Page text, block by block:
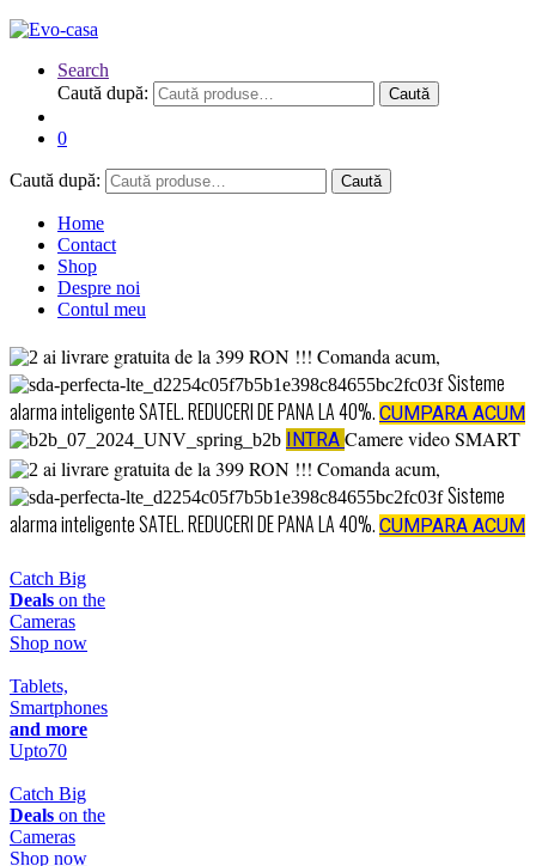
Search
Caută după:
Caută
0
Caută după: Caută
Home
Contact
Shop
Despre noi
Contul meu
ai livrare gratuitade la399RON !!! Comanda acum,
Sisteme
alarma inteligente SATEL. REDUCERI DE PANA LA 40%. CUMPARA ACUM
INTRA Camere video SMART
ai livrare gratuita de la 399RON !!! Comanda acum,
Sisteme
alarma inteligente SATEL. REDUCERI DE PANA LA 40%. CUMPARA ACUM
Catch Big
Deals on the
Cameras
Shop now
Tablets,
Smartphones
and more
Upto70
Catch Big
Deals on the
Cameras
Shop now